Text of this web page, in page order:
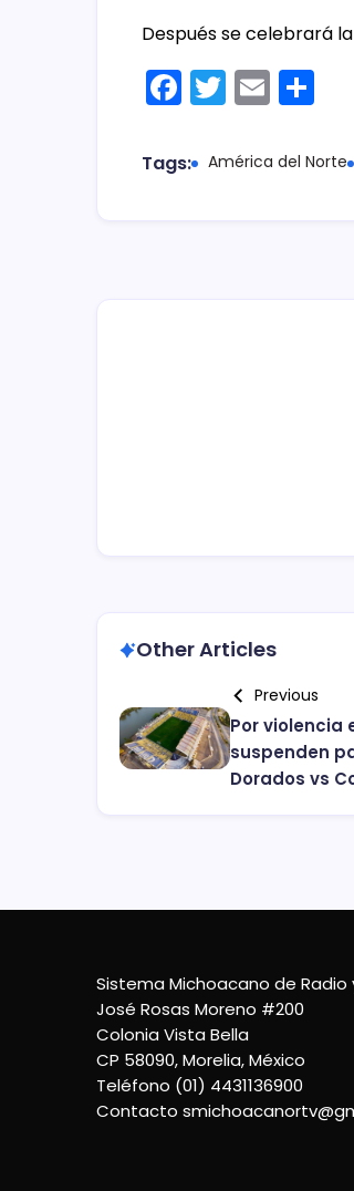
Después se celebrará
F
c
T
itt
E
ai m
Tags: América del Norte
Other Articles
Previous
Por violencia
suspenden
Dorados vs
Sistema Michoacano de Radio
José Rosas Moreno #200
Colonia Vista Bella
CP 58090, Morelia, México
Teléfono (01) 4431136900
Contacto